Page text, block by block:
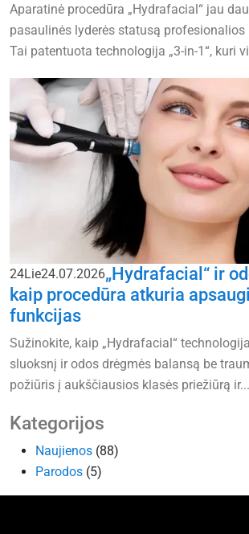
Aparatinė procedūra „Hydrafacial“ jau
pasaulinės lyderės statusą profesionalios
Tai patentuota technologija „3-in-1“, kuri
24Lie24.07.2026„Hydrafacial“ ir
kaip procedūra atkuria
funkcijas
Sužinokite, kaip „Hydrafacial“
sluoksnį ir odos drėgmės balansą be
požiūris į aukščiausios klasės priežiūrą ir...
Kategorijos
Naujienos (88)
Parodos (5)